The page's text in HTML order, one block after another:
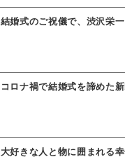
結婚式のご祝儀で、渋沢栄一
コロナ禍で結婚式を諦めた
大好きな人と物に囲まれる幸